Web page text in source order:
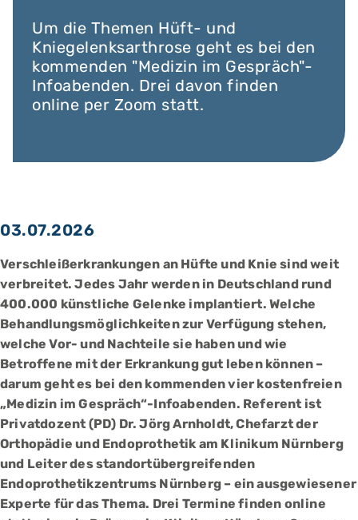
Um die Themen Hüft- und
Kniegelenksarthrose geht es bei den
kommenden "Medizin im Gespräch"-
Infoabenden. Drei davon finden
online per Zoom statt.
03.07.2026
Verschleißerkrankungen an Hüfte und Knie sind weit
verbreitet. Jedes Jahr werden in Deutschland rund
400.000 künstliche Gelenke implantiert. Welche
Behandlungsmöglichkeiten zur Verfügung stehen,
welche Vor- und Nachteile sie haben und wie
Betroffene mit der Erkrankung gut leben können –
darum geht es bei den kommenden vier kostenfreien
„Medizin im Gespräch“-Infoabenden. Referent ist
Privatdozent (PD) Dr. Jörg Arnholdt, Chefarzt der
Orthopädie und Endoprothetik am Klinikum Nürnberg
und Leiter des standortübergreifenden
Endoprothetikzentrums Nürnberg – ein ausgewiesener
Experte für das Thema. Drei Termine finden online